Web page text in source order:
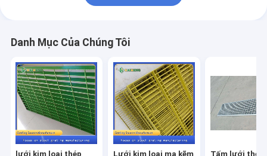
Danh Mục Của Chúng Tôi
lưới kim loại thép Lưới kim loại mạ kẽm Tấm lưới thép